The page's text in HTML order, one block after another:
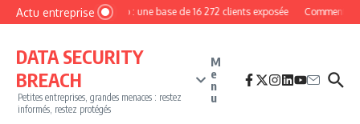
Aller au contenu
Actu entrepriseMyPhoto : une base de 16 272 clients exposée Comment
DATA SECURITY
BREACH
Petites entreprises, grandes menaces : restez
informés, restez protégés
M
e
n
u